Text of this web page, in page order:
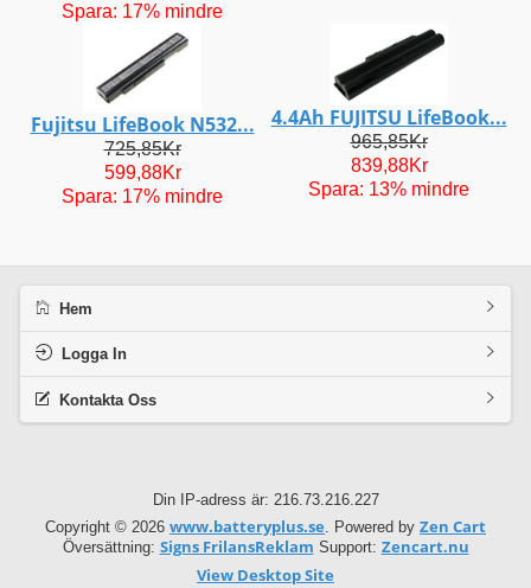
Spara: 17% mindre
Fujitsu LifeBook N532...
725,85Kr
599,88Kr
Spara: 17% mindre
4.4Ah FUJITSU LifeBook...
965,85Kr
839,88Kr
Spara: 13% mindre
Hem
Logga In
Kontakta Oss
Din IP-adress är: 216.73.216.227
Copyright © 2026 www.batteryplus.se. Powered by Zen Cart
Översättning: Signs FrilansReklam Support: Zencart.nu
View Desktop Site